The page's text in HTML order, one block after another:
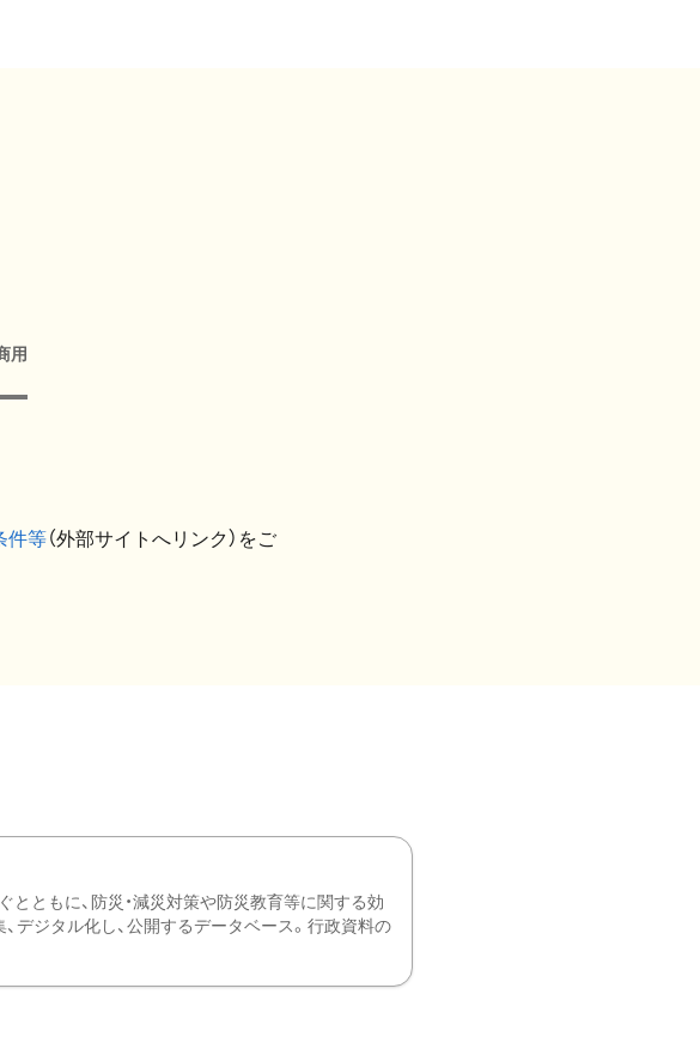
用
件等（外部サイトへリンク）をご
ともに、防災・減災対策や防災教育等に関する効
デジタル化し、公開するデータベース。行政資料の